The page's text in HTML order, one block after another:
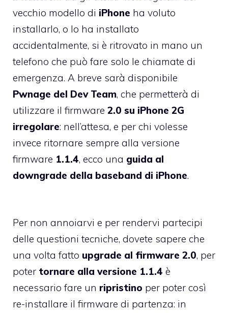
vecchio modello di iPhone ha voluto
installarlo, o lo ha installato
accidentalmente, si è ritrovato in mano un
telefono che può fare solo le chiamate di
emergenza. A breve sarà disponibile
Pwnage del Dev Team, che permetterà di
utilizzare il firmware 2.0 su iPhone 2G
irregolare: nell’attesa, e per chi volesse
invece ritornare sempre alla versione
firmware 1.1.4, ecco una guida al
downgrade della baseband di iPhone.
Per non annoiarvi e per rendervi partecipi
delle questioni tecniche, dovete sapere che
una volta fatto upgrade al firmware 2.0, per
poter tornare alla versione 1.1.4 è
necessario fare un ripristino per poter così
re-installare il firmware di partenza: in